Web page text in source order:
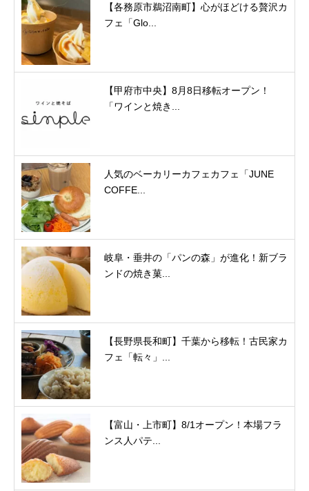
【各務原市鵜沼南町】心がほどける贅沢カ
フェ「Glo...
【甲府市中央】8月8日移転オープン！
「ワインと焼き...
人気のベーカリーカフェカフェ「JUNE
COFFE...
岐阜・垂井の「パンの森」が進化！新ブラ
ンドの焼き菓...
【長野県長和町】千葉から移転！古民家カ
フェ「転々」...
【富山・上市町】8/1オープン！本場フラ
ンス人パテ...